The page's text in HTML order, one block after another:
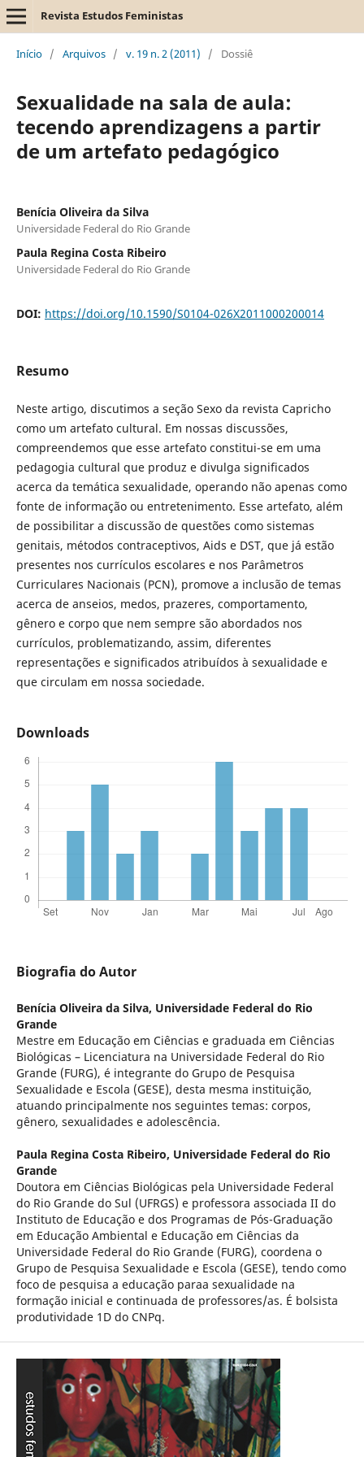
Revista Estudos Feministas
Início / Arquivos / v. 19 n. 2 (2011) / Dossiê
Sexualidade na sala de aula:
tecendo aprendizagens a partir
de um artefato pedagógico
Benícia Oliveira da Silva
Universidade Federal do Rio Grande
Paula Regina Costa Ribeiro
Universidade Federal do Rio Grande
DOI: https://doi.org/10.1590/S0104-026X2011000200014
Resumo
Neste artigo, discutimos a seção Sexo da revista Capricho
como um artefato cultural. Em nossas discussões,
compreendemos que esse artefato constitui-se em uma
pedagogia cultural que produz e divulga significados
acerca da temática sexualidade, operando não apenas como
fonte de informação ou entretenimento. Esse artefato, além
de possibilitar a discussão de questões como sistemas
genitais, métodos contraceptivos, Aids e DST, que já estão
presentes nos currículos escolares e nos Parâmetros
Curriculares Nacionais (PCN), promove a inclusão de temas
acerca de anseios, medos, prazeres, comportamento,
gênero e corpo que nem sempre são abordados nos
currículos, problematizando, assim, diferentes
representações e significados atribuídos à sexualidade e
que circulam em nossa sociedade.
Downloads
Biografia do Autor
Benícia Oliveira da Silva, Universidade Federal do Rio
Grande
Mestre em Educação em Ciências e graduada em Ciências
Biológicas – Licenciatura na Universidade Federal do Rio
Grande (FURG), é integrante do Grupo de Pesquisa
Sexualidade e Escola (GESE), desta mesma instituição,
atuando principalmente nos seguintes temas: corpos,
gênero, sexualidades e adolescência.
Paula Regina Costa Ribeiro, Universidade Federal do Rio
Grande
Doutora em Ciências Biológicas pela Universidade Federal
do Rio Grande do Sul (UFRGS) e professora associada II do
Instituto de Educação e dos Programas de Pós-Graduação
em Educação Ambiental e Educação em Ciências da
Universidade Federal do Rio Grande (FURG), coordena o
Grupo de Pesquisa Sexualidade e Escola (GESE), tendo como
foco de pesquisa a educação paraa sexualidade na
formação inicial e continuada de professores/as. É bolsista
produtividade 1D do CNPq.